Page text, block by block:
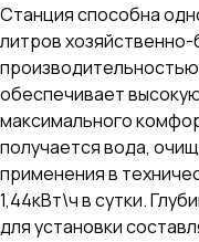
Станция способна
литров
производительностью
обеспечивает
максимального
получается вода,
применения в
1,44кВт\ч в сутки.
для установки